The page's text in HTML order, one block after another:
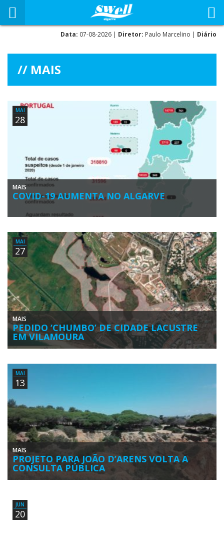
Data: 07-08-2026 | Diretor: Paulo Marcelino | Diário
MAIS
MAI
28
MAIS
COVID-19 AUMENTA NO ALGARVE
O Algarve tem três novos casos de Covid-19, segundo o boletim
Geral […]
MAI
27
MAIS
PEDIDO ‘CHUMBO’ DE CIDADE LACUSTRE
EM VILAMOURA
O movimento cívico ‘Pela Ribeira de Quarteira – Contra a Cidade
MAI
13
MAIS
PROJETO PARA JOÃO D’ARENS VOLTA A
CONSULTA PÚBLICA
A operação de loteamento para a construção de três unidades
JUN
20